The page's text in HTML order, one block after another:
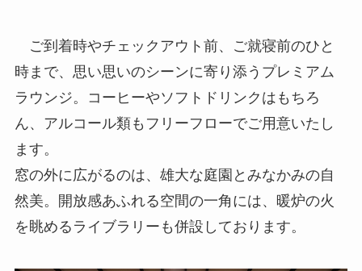
ご到着時やチェックアウト前、ご就寝前のひと
時まで、思い思いのシーンに寄り添うプレミアム
ラウンジ。コーヒーやソフトドリンクはもちろ
ん、アルコール類もフリーフローでご用意いたし
ます。
窓の外に広がるのは、雄大な庭園とみなかみの自
然美。開放感あふれる空間の一角には、暖炉の火
を眺めるライブラリーも併設しております。